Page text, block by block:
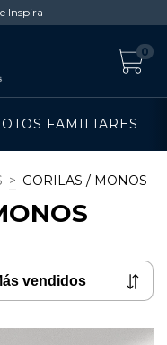
Inspira
0
FAMILIARES
> GORILAS / MONOS